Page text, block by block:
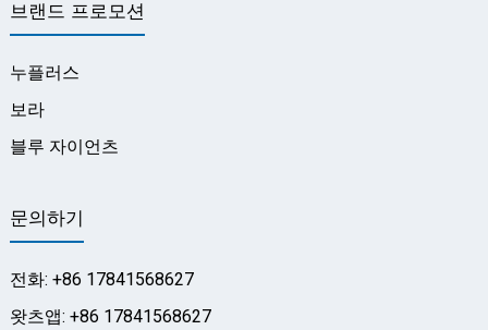
브랜드 프로모션
누플러스
보라
블루 자이언츠
문의하기
전화: +86 17841568627
왓츠앱: +86 17841568627